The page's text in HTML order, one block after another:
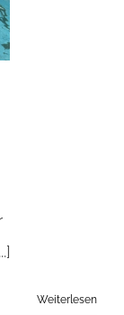
Weiterlesen